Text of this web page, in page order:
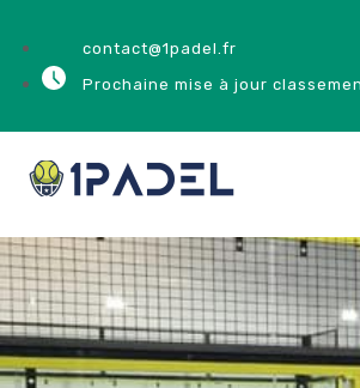
contact@1padel.fr
Prochaine mise à jour